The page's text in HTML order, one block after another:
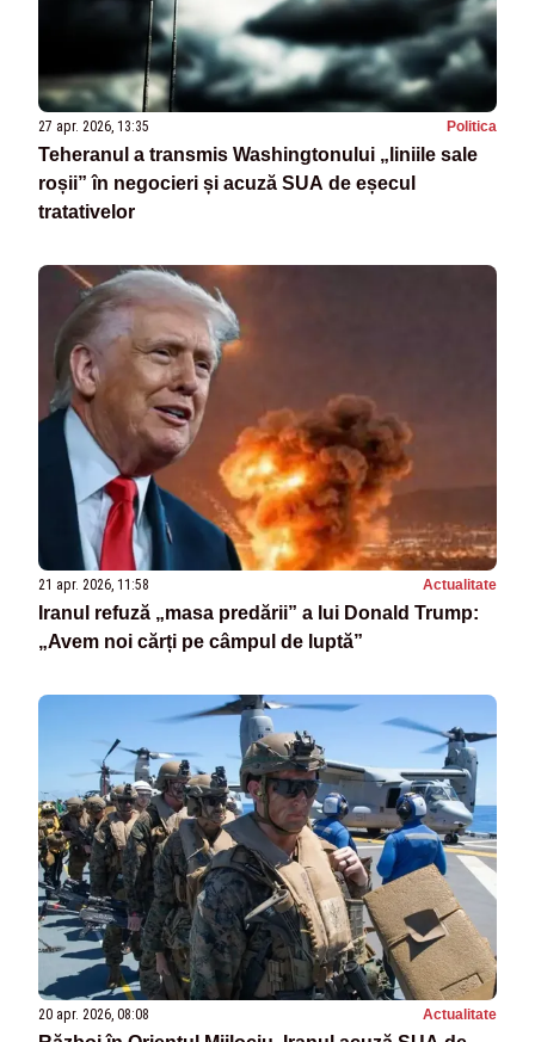
27 apr. 2026, 13:35 Politica
Teheranul a transmis Washingtonului „liniile sale
roșii” în negocieri și acuză SUA de eșecul
tratativelor
21 apr. 2026, 11:58 Actualitate
Iranul refuză „masa predării” a lui Donald Trump:
„Avem noi cărți pe câmpul de luptă”
20 apr. 2026, 08:08 Actualitate